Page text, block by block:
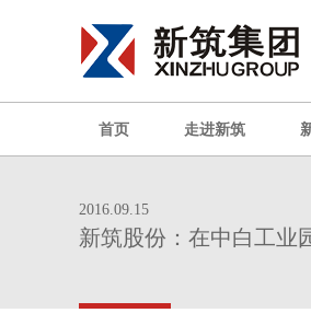
首页 走进新筑
2016.09.15
新筑股份：在中白工业